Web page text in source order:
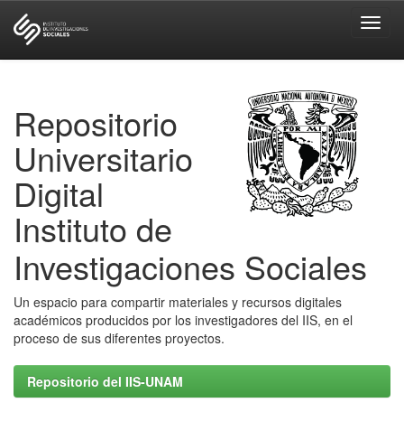
Repositorio
Universitario
Digital
Instituto de
Investigaciones Sociales
Un espacio para compartir materiales y recursos digitales
académicos producidos por los investigadores del IIS, en el
proceso de sus diferentes proyectos.
Repositorio del IIS-UNAM